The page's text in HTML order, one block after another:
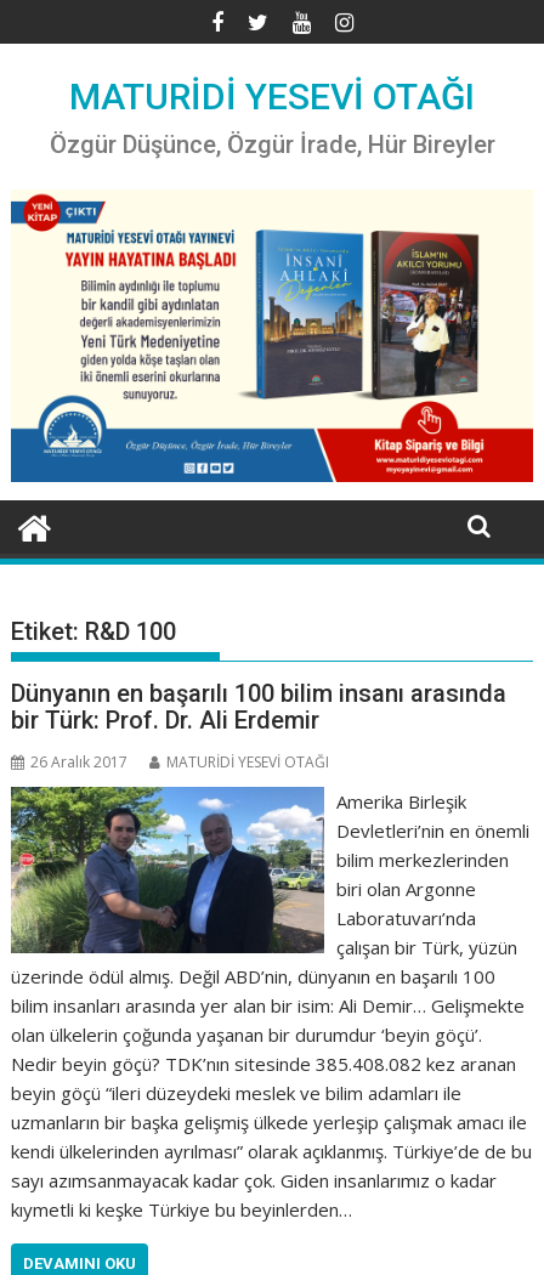
to
MATURİDİ YESEVİ OTAĞI
Özgür Düşünce, Özgür İrade, Hür Bireyler
Etiket: R&D 100
Dünyanın en başarılı 100 bilim insanı arasında
bir Türk: Prof. Dr. Ali Erdemir
26 Aralık 2017 MATURİDİ YESEVİ OTAĞI
Amerika Birleşik
Devletleri’nin en önemli
bilim merkezlerinden
biri olan Argonne
Laboratuvarı’nda
çalışan bir Türk, yüzün
üzerinde ödül almış. Değil ABD’nin, dünyanın en başarılı 100
bilim insanları arasında yer alan bir isim: Ali Demir… Gelişmekte
olan ülkelerin çoğunda yaşanan bir durumdur ‘beyin göçü’.
Nedir beyin göçü? TDK’nın sitesinde 385.408.082 kez aranan
beyin göçü “ileri düzeydeki meslek ve bilim adamları ile
uzmanların bir başka gelişmiş ülkede yerleşip çalışmak amacı ile
kendi ülkelerinden ayrılması” olarak açıklanmış. Türkiye’de de bu
sayı azımsanmayacak kadar çok. Giden insanlarımız o kadar
kıymetli ki keşke Türkiye bu beyinlerden…
DEVAMINI OKU